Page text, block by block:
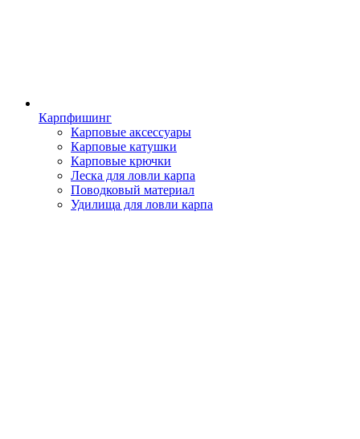
Карпфишинг
Карповые аксессуары
Карповые катушки
Карповые крючки
Леска для ловли карпа
Поводковый материал
Удилища для ловли карпа